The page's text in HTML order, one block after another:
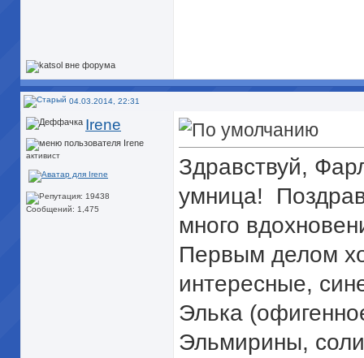
04.03.2014, 22:31
Irene
активист
Сообщений: 1,475
Здравствуй,
умница!
много
Первым делом
интересные,
Элька
Эльмирины,